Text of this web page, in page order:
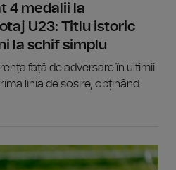
4 medalii la
U23: Titlu istoric
la schif simplu
față de adversare în ultimii
linia de sosire, obținând